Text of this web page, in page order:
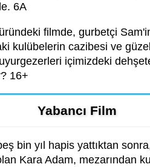
6A
filmde, gurbetçi
kulübelerin cazibesi ve
içimizdeki
16+
Yabancı Film
bin yıl hapis yattıktan
Kara Adam, mezarından